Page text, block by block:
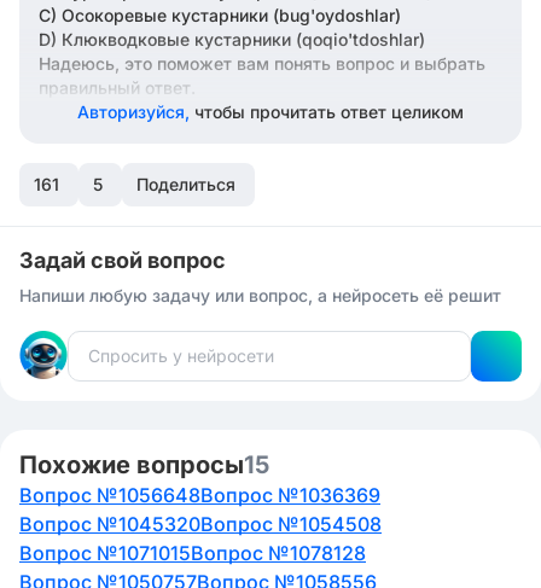
C) Осокоревые кустарники (bug'oydoshlar)
D) Клюкводковые кустарники (qoqio'tdoshlar)
Надеюсь, это поможет вам понять вопрос и выбрать
правильный ответ.
Авторизуйся, чтобы прочитать ответ целиком
161 5 Поделиться
Задай свой вопрос
Напиши любую задачу или вопрос, а нейросеть её решит
Похожие вопросы15
Вопрос №1056648Вопрос №1036369
Вопрос №1045320Вопрос №1054508
Вопрос №1071015Вопрос №1078128
Вопрос №1050757Вопрос №1058556